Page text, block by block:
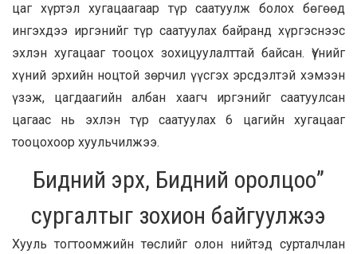
цаг хүртэл хугацаагаар түр саатуулж болох бөгөөд
ингэхдээ иргэнийг түр саатуулах байранд хүргэснээс
эхлэн хугацааг тооцох зохицуулалттай байсан. Үүнийг
хүний эрхийн ноцтой зөрчил үүсгэх эрсдэлтэй хэмээн
үзэж, цагдаагийн албан хаагч иргэнийг саатуулсан
цагаас нь эхлэн түр саатуулах 6 цагийн хугацааг
тооцохоор хуульчилжээ.
Бидний эрх, Бидний оролцоо”
сургалтыг зохион байгуулжээ
Хууль тогтоомжийн төслийг олон нийтэд сурталчлан